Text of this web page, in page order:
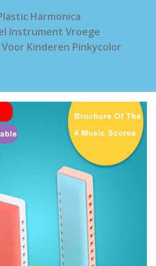
Harmonica
Instrument Vroege
Kinderen Pinkycolor